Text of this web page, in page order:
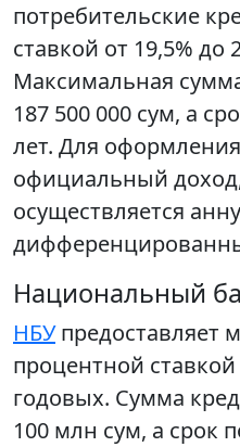
потребительские
ставкой от 19,5% до
Максимальная
187 500 000 сум, а
лет. Для оформления
официальный
осуществляется
Национальный
НБУпредоставляет
процентной ставкой
годовых. Сумма
100 млн сум, а срок